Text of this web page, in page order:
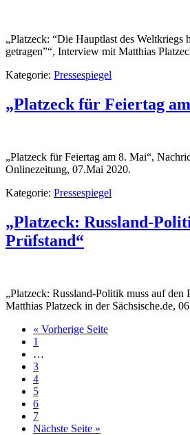
„Platzeck: “Die Hauptlast des Weltkriegs
getragen”“, Interview mit Matthias
Kategorie: Pressespiegel
„Platzeck für Feiertag
„Platzeck für Feiertag am 8. Mai“,
Onlinezeitung, 07.Mai 2020.
Kategorie: Pressespiegel
„Platzeck: Russland-
Prüfstand“
„Platzeck: Russland-Politik muss auf
Matthias Platzeck in der Sächsische.de,
« Vorherige Seite
1
…
3
4
5
6
7
Nächste Seite »